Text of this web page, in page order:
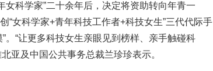
科学家”二十余年后，决定将资助转向年青一
“女科学家+青年科技工作者+科技女生”三代代际手
。“让更多科技女生亲眼见到榜样、亲手触碰科
亚及中国公共事务总裁兰珍珍表示。